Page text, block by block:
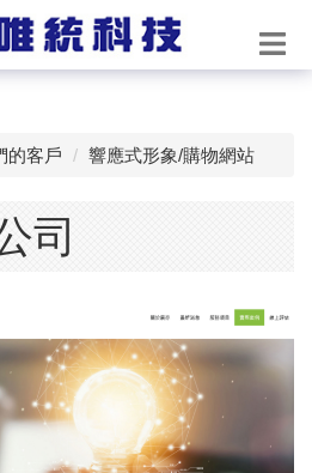
的客戶 響應式形象/購物網站
司